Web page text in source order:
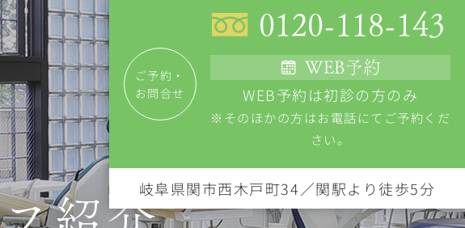
ご予約・
お問合せ
0120-118-143
WEB予約
WEB予約は初診の方のみ
※そのほかの方はお電話にてご予約くだ
さい。
岐阜県関市西木戸町34／関駅より徒歩5分